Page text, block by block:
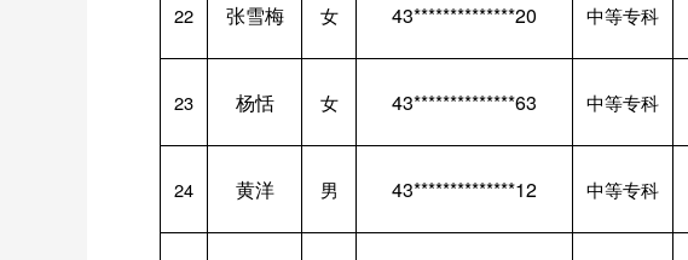
22 张雪梅 女 43**************20 中等专科
23 杨恬 女 43**************63 中等专科
24 黄洋 男 43**************12 中等专科